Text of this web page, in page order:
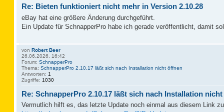
Re: Bieten funktioniert nicht mehr in Version 2.10.28
eBay hat eine größere Änderung durchgeführt.
Ein Update für SchnapperPro habe ich gerade veröffentlicht, damit
von Robert Beer
26.06.2026, 16:42
Forum: SchnapperPro
Thema: SchnapperPro 2.10.17 läßt sich nach Installation nicht öffnen
Antworten: 1
Zugriffe: 1030
Re: SchnapperPro 2.10.17 läßt sich nach Installation
Vermutlich hilft es, das letzte Update noch einmal aus diesem Link